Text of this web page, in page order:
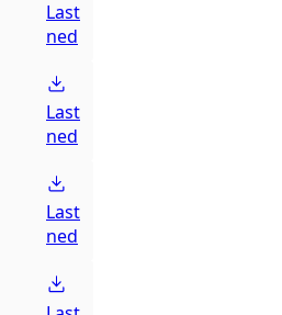
Last
ned
Last
ned
Last
ned